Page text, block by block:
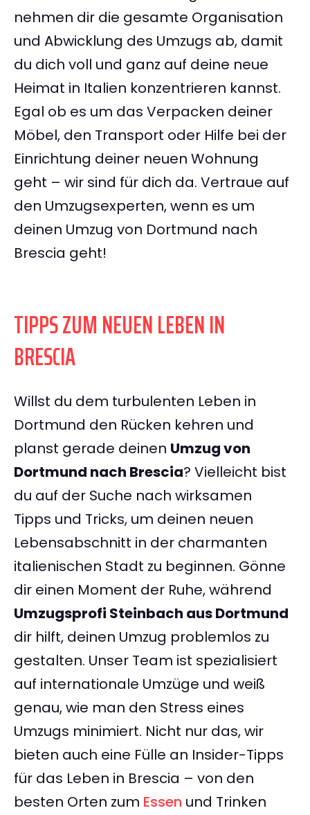
nehmen dir die gesamte Organisation
und Abwicklung des Umzugs ab, damit
du dich voll und ganz auf deine neue
Heimat in Italien konzentrieren kannst.
Egal ob es um das Verpacken deiner
Möbel, den Transport oder Hilfe bei der
Einrichtung deiner neuen Wohnung
geht – wir sind für dich da. Vertraue auf
den Umzugsexperten, wenn es um
deinen Umzug von Dortmund nach
Brescia geht!
TIPPS ZUM NEUEN LEBEN IN
BRESCIA
Willst du dem turbulenten Leben in
Dortmund den Rücken kehren und
planst gerade deinen Umzug von
Dortmund nach Brescia? Vielleicht bist
du auf der Suche nach wirksamen
Tipps und Tricks, um deinen neuen
Lebensabschnitt in der charmanten
italienischen Stadt zu beginnen. Gönne
dir einen Moment der Ruhe, während
Umzugsprofi Steinbach aus Dortmund
dir hilft, deinen Umzug problemlos zu
gestalten. Unser Team ist spezialisiert
auf internationale Umzüge und weiß
genau, wie man den Stress eines
Umzugs minimiert. Nicht nur das, wir
bieten auch eine Fülle an Insider-Tipps
für das Leben in Brescia – von den
besten Orten zum Essen und Trinken